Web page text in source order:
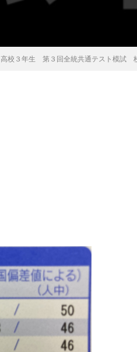
高校３年生 第３回全統共通テスト模試